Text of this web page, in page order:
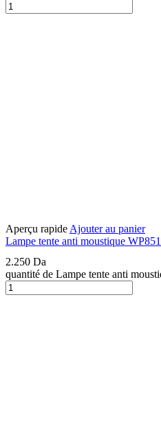
Aperçu rapide Ajouter au panier
Lampe tente anti moustique WP851
2.250 Da
quantité de Lampe tente anti